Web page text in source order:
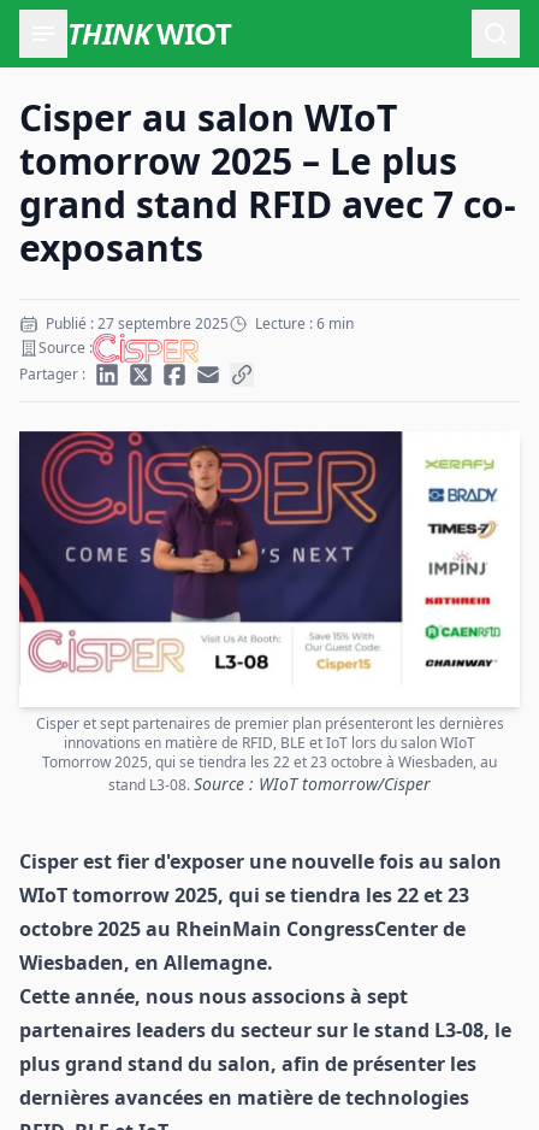
THINKWIOT
Cisper au salon WIoT
tomorrow 2025 – Le plus
grand stand RFID avec 7 co-
exposants
Publié : 27 septembre 2025
Lecture : 6 min
Source :
Partager :
Cisper et sept partenaires de premier plan présenteront les dernières
innovations en matière de RFID, BLE et IoT lors du salon WIoT
Tomorrow 2025, qui se tiendra les 22 et 23 octobre à Wiesbaden, au
stand L3-08.Source : WIoT tomorrow/Cisper
Cisper est fier d'exposer une nouvelle fois au salon
WIoT tomorrow 2025, qui se tiendra les 22 et 23
octobre 2025 au RheinMain CongressCenter de
Wiesbaden, en Allemagne.
Cette année, nous nous associons à sept
partenaires leaders du secteur sur le stand L3-08, le
plus grand stand du salon, afin de présenter les
dernières avancées en matière de technologies